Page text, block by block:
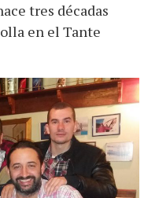
tres décadas
en el Tante